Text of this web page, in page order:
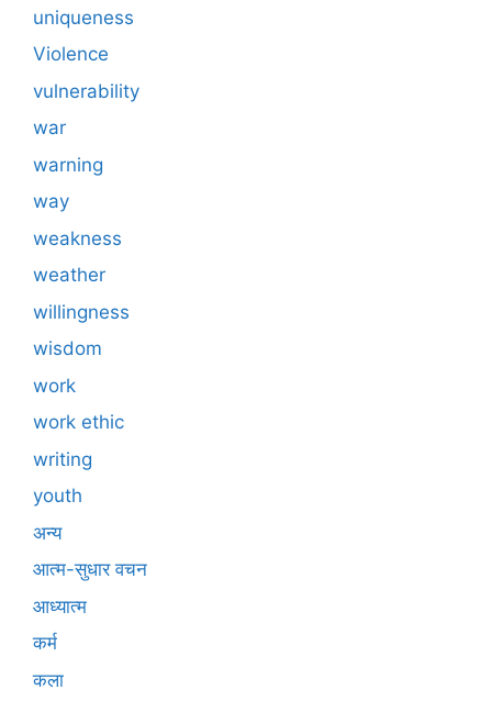
uniqueness
Violence
vulnerability
war
warning
way
weakness
weather
willingness
wisdom
work
work ethic
writing
youth
अन्य
आत्म-सुधार वचन
आध्यात्म
कर्म
कला